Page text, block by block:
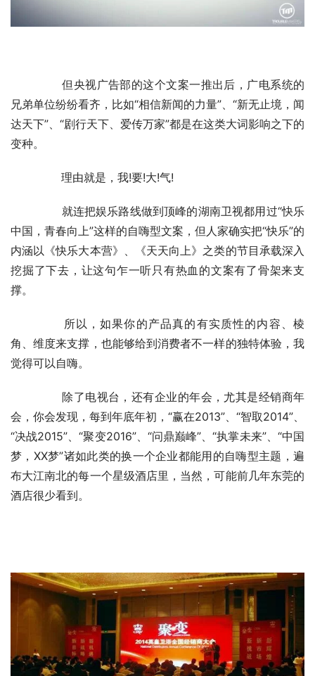
兄弟单位纷纷看齐，比如“相信新闻的力量”、“新无止境，闻
达天下”、“剧行天下、爱传万家”都是在这类大词影响之下的
变种。
	　　理由就是，我!要!大!气!
中国，青春向上”这样的自嗨型文案，但人家确实把“快乐”的
内涵以《快乐大本营》、《天天向上》之类的节目承载深入
挖掘了下去，让这句乍一听只有热血的文案有了骨架来支
撑。
角、维度来支撑，也能够给到消费者不一样的独特体验，我
觉得可以自嗨。
会，你会发现，每到年底年初，“赢在2013”、“智取2014”、
“决战2015”、“聚变2016”、“问鼎巅峰”、“执掌未来”、“中国
梦，XX梦”诸如此类的换一个企业都能用的自嗨型主题，遍
布大江南北的每一个星级酒店里，当然，可能前几年东莞的
酒店很少看到。